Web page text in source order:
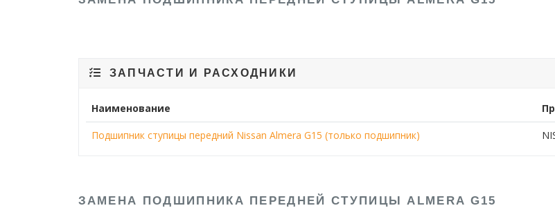
ЗАПЧАСТИ И РАСХОДНИКИ
Наименование
Подшипник ступицы передний Nissan Almera G15 (только подшипник)
ЗАМЕНА ПОДШИПНИКА ПЕРЕДНЕЙ СТУПИЦЫ ALMERA G15